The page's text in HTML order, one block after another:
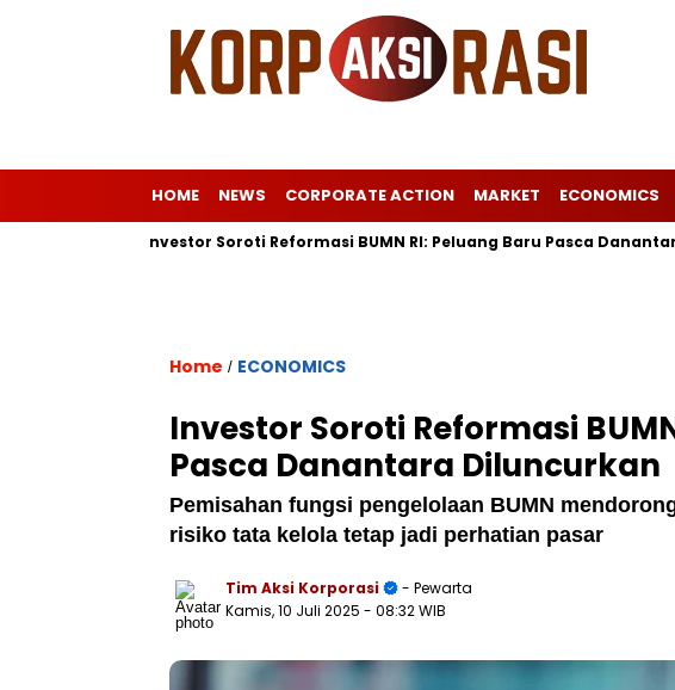
HOME NEWS CORPORATE ACTION MARKET ECONOMICS
Investor Soroti Reformasi BUMN RI: Peluang Baru Pasca Danantara
Home / ECONOMICS
Investor Soroti Reformasi
Pasca Danantara Diluncurkan
Pemisahan fungsi pengelolaan BUMN
risiko tata kelola tetap jadi perhatian pasar
Tim Aksi Korporasi
- Pewarta
Kamis, 10 Juli 2025 - 08:32 WIB